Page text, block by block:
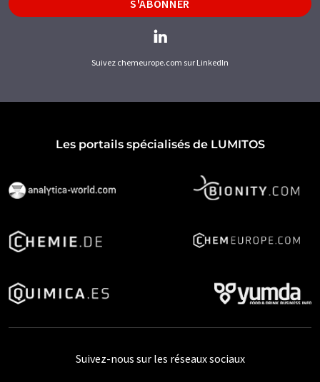
S'ABONNER
Suivez chemeurope.com sur LinkedIn
Les portails spécialisés de LUMITOS
Suivez-nous sur les réseaux sociaux